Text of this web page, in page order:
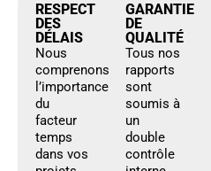
RESPECT
DES
DÉLAIS
Nous
comprenons
l’importance
du
facteur
temps
dans vos
GARANTIE
DE
QUALITÉ
Tous nos
rapports
sont
soumis à
un
double
contrôle